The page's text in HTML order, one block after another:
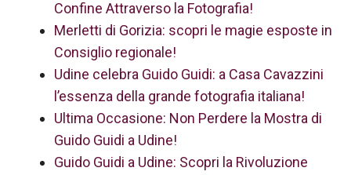
Confine Attraverso la Fotografia!
Merletti di Gorizia: scopri le magie esposte in
Consiglio regionale!
Udine celebra Guido Guidi: a Casa Cavazzini
l’essenza della grande fotografia italiana!
Ultima Occasione: Non Perdere la Mostra di
Guido Guidi a Udine!
Guido Guidi a Udine: Scopri la Rivoluzione